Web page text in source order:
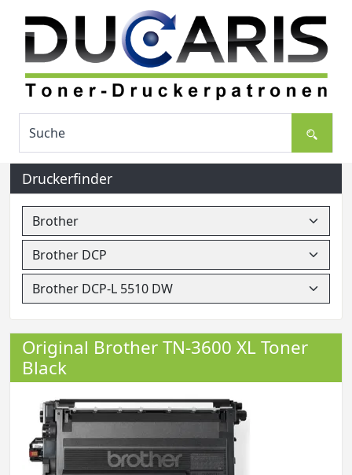
Druckerfinder
Original Brother TN-3600 XL Toner
Black